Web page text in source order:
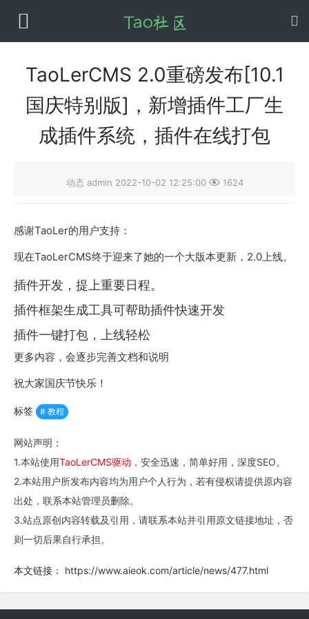
TaoLerCMS 2.0重磅发布[10.1
国庆特别版]，新增插件工厂生
成插件系统，插件在线打包
动态 admin 2022-10-02 12:25:00 1624
感谢TaoLer的用户支持：
现在TaoLerCMS终于迎来了她的一个大版本更新，2.0上线。
插件开发，提上重要日程。
插件框架生成工具可帮助插件快速开发
插件一键打包，上线轻松
更多内容，会逐步完善文档和说明
祝大家国庆节快乐！
标签 # 教程
网站声明：
1.本站使用TaoLerCMS驱动 ，安全迅速，简单好用，深度SEO。
2.本站用户所发布内容均为用户个人行为，若有侵权请提供原内容
出处，联系本站管理员删除。
3.站点原创内容转载及引用，请联系本站并引用原文链接地址，否
则一切后果自行承担。
本文链接： https://www.aieok.com/article/news/477.html